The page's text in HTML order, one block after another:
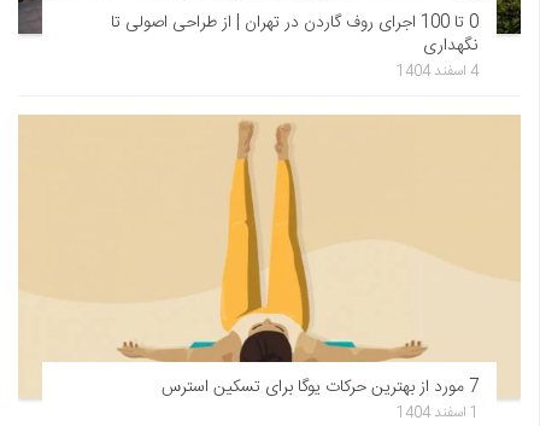
0 تا 100 اجرای روف گاردن در تهران | از طراحی اصولی تا
نگهداری
4 اسفند 1404
7 مورد از بهترین حرکات یوگا برای تسکین استرس
1 اسفند 1404